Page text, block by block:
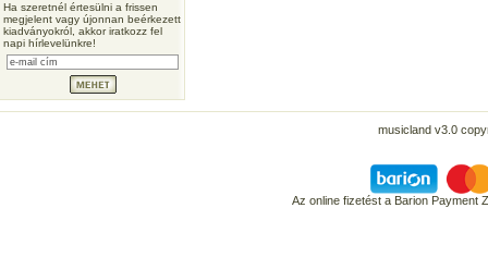
Ha szeretnél értesülni a frissen
megjelent vagy újonnan beérkezett
kiadványokról, akkor iratkozz fel
napi hírlevelünkre!
musicland v3.0
Az online fizetést a Barion Payment